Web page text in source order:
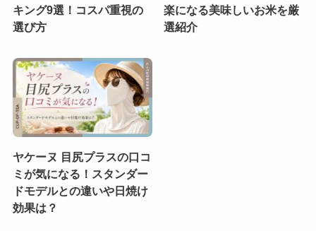
キング9選！コスパ重視の
選び方
楽になる美味しいお米を厳
選紹介
ヤケーヌ 目尻プラスの口コ
ミが気になる！スタンダー
ドモデルとの違いや日焼け
効果は？